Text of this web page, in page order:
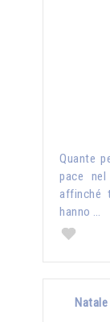
Quante
pace
affinché
hanno …